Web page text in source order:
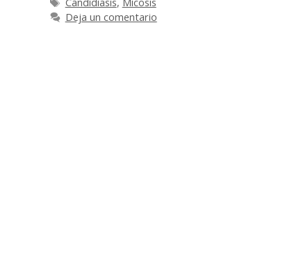
Deja un comentario